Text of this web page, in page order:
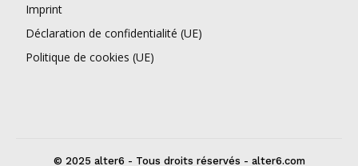
Imprint
Déclaration de confidentialité (UE)
Politique de cookies (UE)
© 2025 alter6 - Tous droits réservés - alter6.com